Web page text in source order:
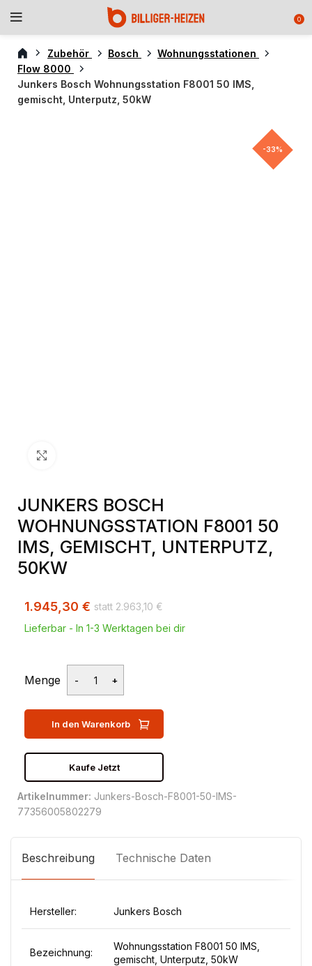
0
Zubehör Bosch
Wohnungsstationen
Flow 8000
Junkers Bosch Wohnungsstation F8001 50 IMS,
gemischt, Unterputz, 50kW
-33%
JUNKERS BOSCH
WOHNUNGSSTATION F8001 50
IMS, GEMISCHT, UNTERPUTZ,
50KW
2.963,10 €
1.945,30 €
Lieferbar - In 1-3 Werktagen bei dir
Menge
In den Warenkorb
Kaufe Jetzt
Artikelnummer: Junkers-Bosch-F8001-50-IMS-
77356005802279
Beschreibung Technische Daten
Hersteller: Junkers Bosch
Bezeichnung:
Wohnungsstation F8001 50 IMS,
gemischt, Unterputz, 50kW